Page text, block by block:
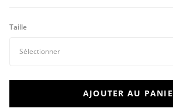
Taille
AJOUTER AU